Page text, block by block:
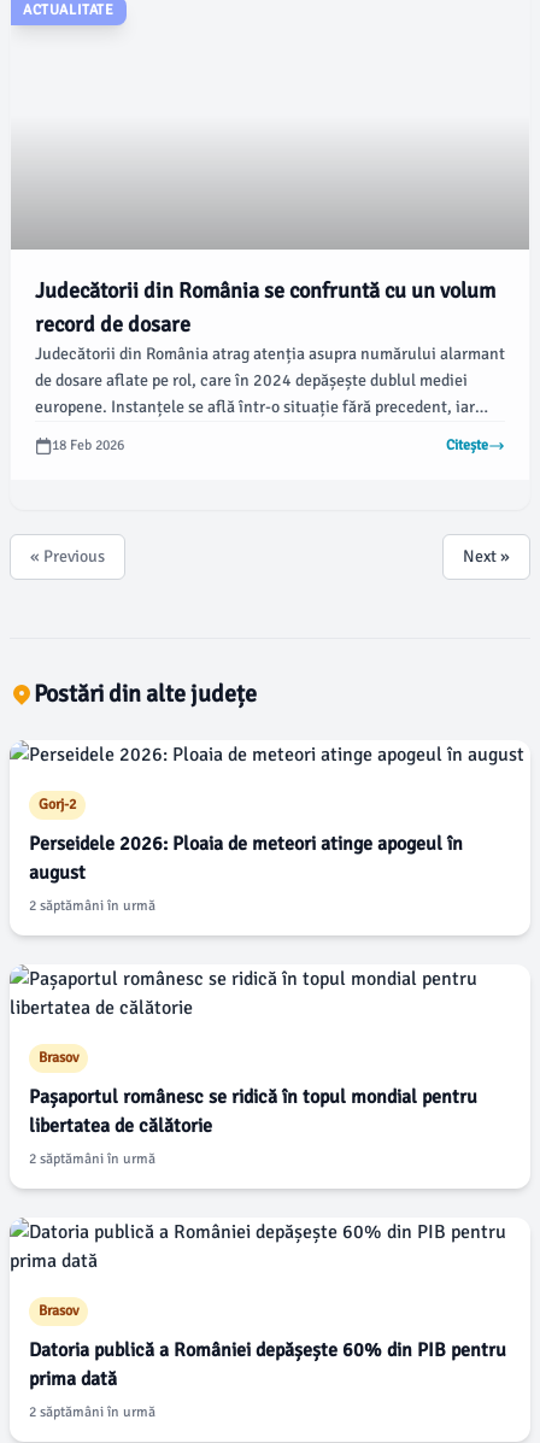
ACTUALITATE
Judecătorii din România se confruntă cu un volum
record de dosare
Judecătorii din România atrag atenția asupra numărului alarmant
de dosare aflate pe rol, care în 2024 depășește dublul mediei
europene. Instanțele se află într-o situație fără precedent, iar
magistrații susțin că acest aspect afectează calitatea actului de
justiție.
18 Feb 2026 Citește
« Previous Next »
Postări din alte județe
Gorj-2
Perseidele 2026: Ploaia de meteori atinge apogeul în
august
2 săptămâni în urmă
Brasov
Pașaportul românesc se ridică în topul mondial pentru
libertatea de călătorie
2 săptămâni în urmă
Brasov
Datoria publică a României depășește 60% din PIB pentru
prima dată
2 săptămâni în urmă